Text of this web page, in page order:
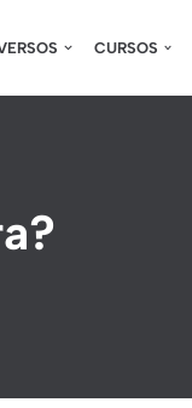
CURSOS